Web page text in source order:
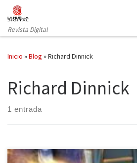
Saltar al contenido
Revista Digital
Inicio »Blog »Richard Dinnick
Richard Dinnick
1 entrada